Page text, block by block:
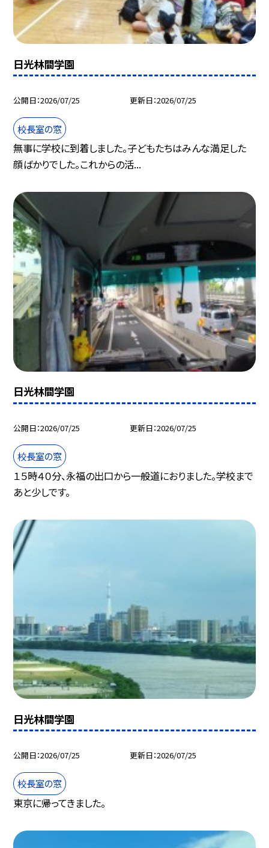
日光林間学園
公開日 2026/07/25 更新日 2026/07/25
校長室の窓
無事に学校に到着しました。子どもたちはみんな満足した
顔ばかりでした。これからの活...
日光林間学園
公開日 2026/07/25 更新日 2026/07/25
校長室の窓
１５時４０分、永福の出口から一般道におりました。学校まで
あと少しです。
日光林間学園
公開日 2026/07/25 更新日 2026/07/25
校長室の窓
東京に帰ってきました。